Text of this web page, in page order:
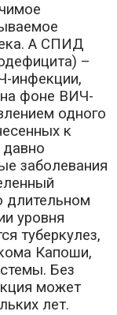
А СПИД
–
инфекции,
на фоне ВИЧ-
одного
к
заболевания
длительном
уровня
туберкулез,
Капоши,
Без
может
лет.